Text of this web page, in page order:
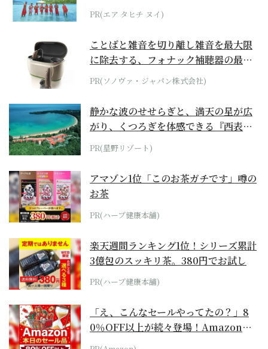
らみえてくる...
PR(エア タヒチ ヌイ)
ことばと雑音を切り離し雑音を最大限
に除去する、フォナック補聴器の最上
位モデル
PR(ソノヴァ・ジャパン株式会社)
静かな波のせせらぎと、満天の星が広
がり、くつろぎを体感できる『西表島
ホテル by...
PR(星野リゾート)
アマゾン1位「このお茶ガチです」噂の
お茶
PR(ハーブ健康本舗)
楽天週間ランキング1位！シリーズ累計
3億包のスッキリ茶。380円でお試し
PR(ハーブ健康本舗)
「え、こんなセールやってたの？」8
0％OFF以上が続々登場！Amazonの
本気が...